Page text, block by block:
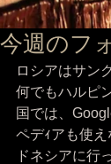
今週のフ
ロシアはサン
何でもハルピ
国では、
ペデｨアも使
ドネシアに行